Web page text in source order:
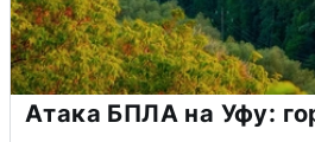
Атака БПЛА на Уфу: